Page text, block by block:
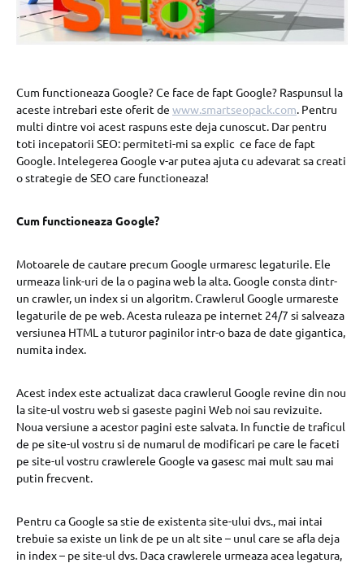
Cum functioneaza Google? Ce face de fapt Google? Raspunsul la
aceste intrebari este oferit de www.smartseopack.com. Pentru
multi dintre voi acest raspuns este deja cunoscut. Dar pentru
toti incepatorii SEO: permiteti-mi sa explic ce face de fapt
Google. Intelegerea Google v-ar putea ajuta cu adevarat sa creati
o strategie de SEO care functioneaza!
Cum functioneaza Google?
Motoarele de cautare precum Google urmaresc legaturile. Ele
urmeaza link-uri de la o pagina web la alta. Google consta dintr-
un crawler, un index si un algoritm. Crawlerul Google urmareste
legaturile de pe web. Acesta ruleaza pe internet 24/7 si salveaza
versiunea HTML a tuturor paginilor intr-o baza de date gigantica,
numita index.
Acest index este actualizat daca crawlerul Google revine din nou
la site-ul vostru web si gaseste pagini Web noi sau revizuite.
Noua versiune a acestor pagini este salvata. In functie de traficul
de pe site-ul vostru si de numarul de modificari pe care le faceti
pe site-ul vostru crawlerele Google va gasesc mai mult sau mai
putin frecvent.
Pentru ca Google sa stie de existenta site-ului dvs., mai intai
trebuie sa existe un link de pe un alt site – unul care se afla deja
in index – pe site-ul dvs. Daca crawlerele urmeaza acea legatura,